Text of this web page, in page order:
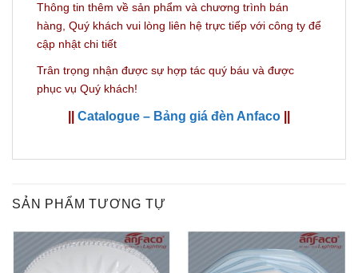
Thông tin thêm về sản phẩm và chương trình bán
hàng, Quý khách vui lòng liên hệ trực tiếp với công ty để
cập nhật chi tiết
Trân trọng nhận được sự hợp tác quý báu và được
phục vụ Quý khách!
Catalogue – Bảng giá đèn Anfaco
SẢN PHẨM TƯƠNG TỰ